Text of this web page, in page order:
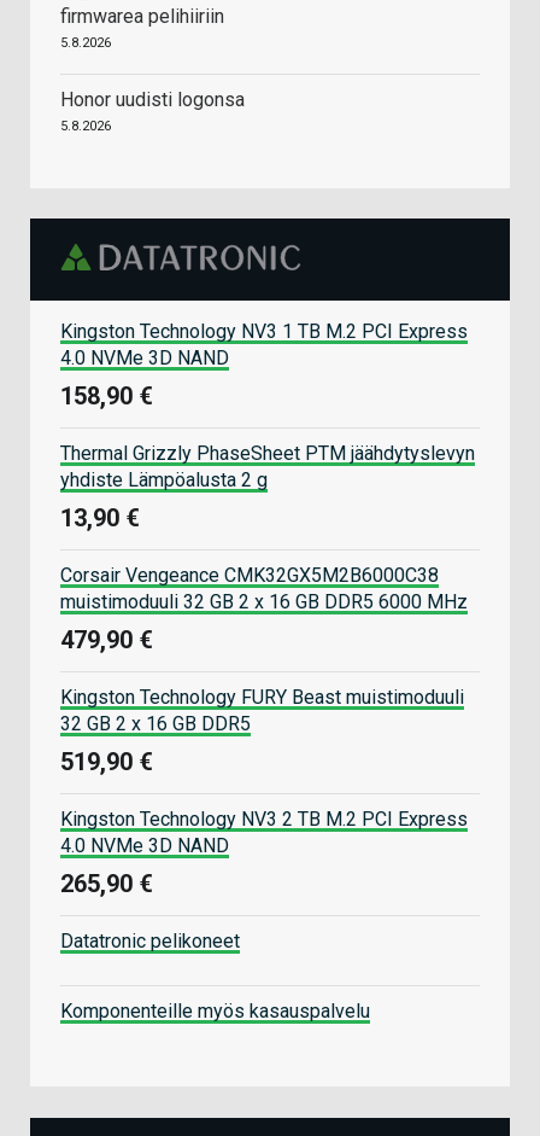
firmwarea pelihiiriin
5.8.2026
Honor uudisti logonsa
5.8.2026
Kingston Technology NV3 1 TB M.2 PCI Express
4.0 NVMe 3D NAND
158,90 €
Thermal Grizzly PhaseSheet PTM jäähdytyslevyn
yhdiste Lämpöalusta 2 g
13,90 €
Corsair Vengeance CMK32GX5M2B6000C38
muistimoduuli 32 GB 2 x 16 GB DDR5 6000 MHz
479,90 €
Kingston Technology FURY Beast muistimoduuli
32 GB 2 x 16 GB DDR5
519,90 €
Kingston Technology NV3 2 TB M.2 PCI Express
4.0 NVMe 3D NAND
265,90 €
Datatronic pelikoneet
Komponenteille myös kasauspalvelu